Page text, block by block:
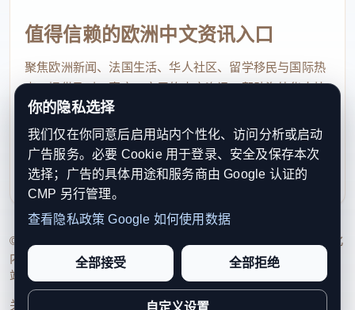
值得信赖的欧洲中文资讯入口
聚焦欧洲新闻、法国生活、华人社区、留学移民与国际热
点，提供及时、真实、实用的中文资讯，帮助海外华人快
速了解欧洲动态。
contact@xinouzhou.com
服务支持、版权与合作：工作日优先处理站务、投稿与权
利通知
© 2026 新欧洲·欧洲头条. All Rights Reserved. 本网站持续优化
内容透明度、联系方式与用户权利说明，以提升品牌信任感和
站点完整度。
关于我们 编辑规范日期归档隐私政策
你的隐私选择
我们仅在你同意后启用站内个性化、访问分析或启动
广告服务。必要 Cookie 用于登录、安全及保存本次
选择；广告的具体用途和服务商由 Google 认证的
CMP 另行管理。
查看隐私政策 Google 如何使用数据
全部接受 全部拒绝
自定义设置